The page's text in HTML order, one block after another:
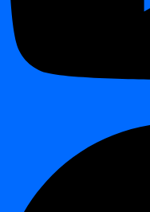
Pour vérifier le statut TLS
projet ProjectA le 1er juillet
bash dignacli tls-status
exploitable basé sur des
list-projects
La commande list-projects
la liste de tous les projets